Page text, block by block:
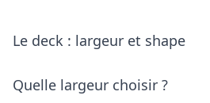
Le deck : largeur et shape
Quelle largeur choisir ?